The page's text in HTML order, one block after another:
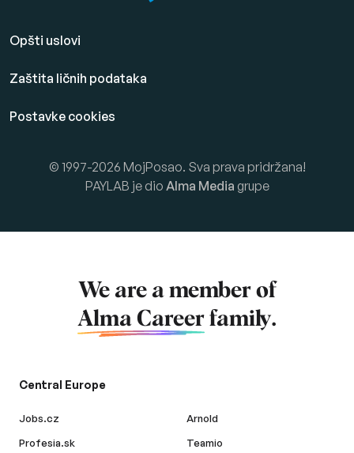
Opšti uslovi
Zaštita ličnih podataka
Postavke cookies
© 1997-2026 MojPosao. Sva prava pridržana!
PAYLAB je dio Alma Media grupe
We are a member of
Alma Career family.
Central Europe
Jobs.cz
Profesia.sk
Arnold
Teamio